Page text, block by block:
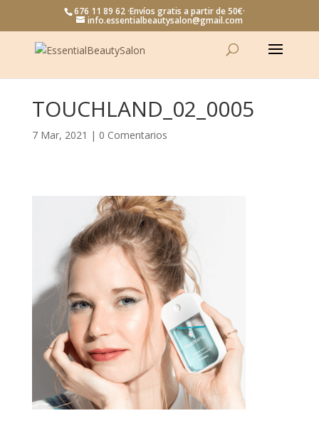
676 11 89 62 ·Envíos gratis a partir de 50€·
info.essentialbeautysalon@gmail.com
TOUCHLAND_02_0005
7 Mar, 2021 | 0 Comentarios